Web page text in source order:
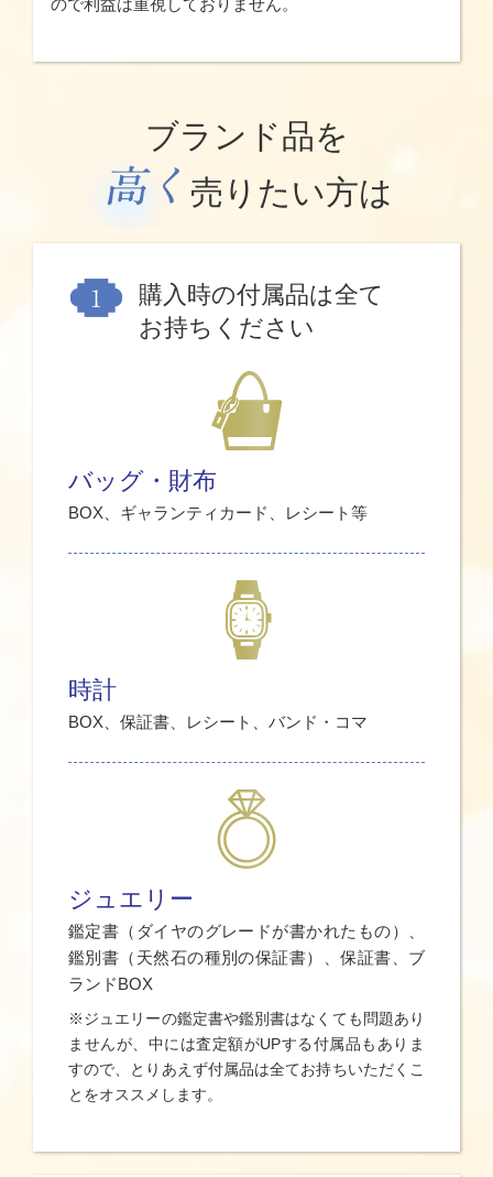
ので利益は重視しておりません。
ブランド品を
売りたい方は
購入時の付属品は全て
お持ちください
バッグ・財布
BOX、ギャランティカード、レシート等
時計
BOX、保証書、レシート、バンド・コマ
ジュエリー
鑑定書（ダイヤのグレードが書かれたもの）、
鑑別書（天然石の種別の保証書）、保証書、ブ
ランドBOX
※ジュエリーの鑑定書や鑑別書はなくても問題あり
ませんが、中には査定額がUPする付属品もありま
すので、とりあえず付属品は全てお持ちいただくこ
とをオススメします。